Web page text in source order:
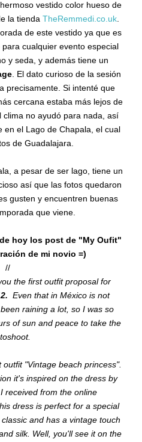
vestido color hueso de
la tienda TheRemmedi.co.uk.
de este vestido ya que es
cualquier evento especial
y seda, y además tiene un
. El dato curioso de la sesión
precisamente. Si intenté que
cercana estaba más lejos de
clima no ayudó para nada, así
en el Lago de Chapala, el cual
de Guadalajara.
a pesar de ser lago, tiene un
así que las fotos quedaron
gusten y encuentren buenas
que viene.
hoy los post de "My Oufit"
de mi novio =)
//
the first outfit proposal for
Even that in México is not
raining a lot, so I was so
of sun and peace to take the
"Vintage beach princess".
it's inspired on the dress by
received from the online
dress is perfect for a special
and has a vintage touch
silk. Well, you'll see it on the